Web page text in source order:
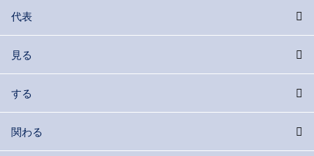
代表
見る
する
関わる